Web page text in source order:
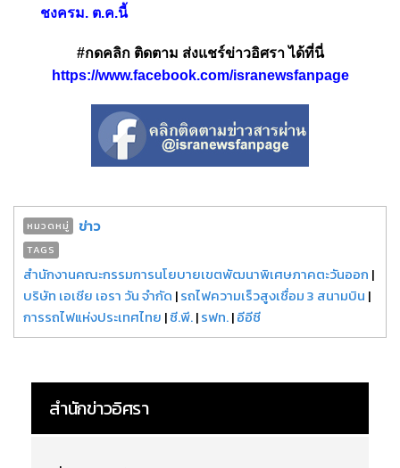
ชงครม. ต.ค.นี้
#กดคลิก ติดตาม ส่งแชร์ข่าวอิศรา ได้ที่นี่
https://www.facebook.com/isranewsfanpage
หมวดหมู่ ข่าว
TAGS
สำนักงานคณะกรรมการนโยบายเขตพัฒนาพิเศษภาคตะวันออก |
บริษัท เอเชีย เอรา วัน จำกัด |รถไฟความเร็วสูงเชื่อม 3 สนามบิน |
การรถไฟแห่งประเทศไทย |ซี.พี.|รฟท.|อีอีซี
สำนักข่าวอิศรา